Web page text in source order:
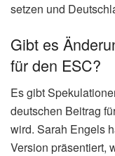
setzen und
Gibt es
für den ESC?
Es gibt
deutschen Beitrag
wird. Sarah Engels
Version präsentiert,